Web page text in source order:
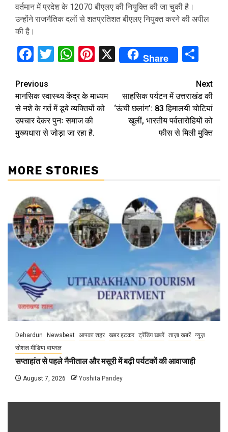
वर्तमान में प्रदेश के 12070 बीएलए की नियुक्ति की जा चुकी है।
उन्होंने राजनैतिक दलों से शतप्रतिशत बीएलए नियुक्त करने की अपील
की है।
Facebook
Twitter
WhatsApp
Pinterest
X Share
Continue
Reading
Previous
मानसिक स्वास्थ्य केंद्र के माध्यम
से नशे के गर्त में डूबे व्यक्तियों को
उपचार देकर पुनः समाज की
मुख्यधारा से जोड़ा जा रहा है.
Next
साहसिक पर्यटन में उत्तराखंड की
‘ऊंची छलांग’: 83 हिमालयी चोटियां
खुलीं, भारतीय पर्वतारोहियों को
फीस से मिली मुक्ति
MORE STORIES
Dehardun Newsbeat आपका शहर खबर हटकर ट्रेंडिंग खबरें ताज़ा ख़बरें न्यूज़
सोशल मीडिया वायरल
सप्ताहांत से पहले नैनीताल और मसूरी में बढ़ी पर्यटकों की आवाजाही
August 7, 2026 Yoshita Pandey